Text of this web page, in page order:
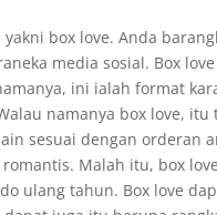
yakni box love. Anda
media sosial. Box
ini ialah format
namanya box love,
sesuai dengan orderan
Malah itu, box
ulang tahun. Box love